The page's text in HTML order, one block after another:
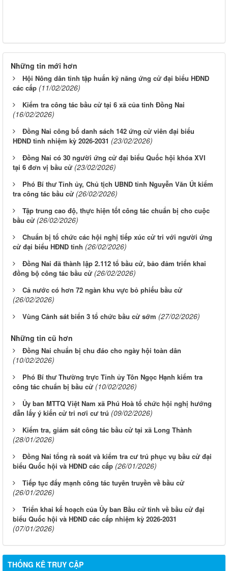
Những tin mới hơn
Hội Nông dân tỉnh tập huấn kỹ năng ứng cử đại biểu HĐND
các cấp (11/02/2026)
Kiểm tra công tác bầu cử tại 6 xã của tỉnh Đồng Nai
(16/02/2026)
Đồng Nai công bố danh sách 142 ứng cử viên đại biểu
HĐND tỉnh nhiệm kỳ 2026-2031 (23/02/2026)
Đồng Nai có 30 người ứng cử đại biểu Quốc hội khóa XVI
tại 6 đơn vị bầu cử (23/02/2026)
Phó Bí thư Tỉnh ủy, Chủ tịch UBND tỉnh Nguyễn Văn Út kiểm
tra công tác bầu cử (26/02/2026)
Tập trung cao độ, thực hiện tốt công tác chuẩn bị cho cuộc
bầu cử (26/02/2026)
Chuẩn bị tổ chức các hội nghị tiếp xúc cử tri với người ứng
cử đại biểu HĐND tỉnh (26/02/2026)
Đồng Nai đã thành lập 2.112 tổ bầu cử, bảo đảm triển khai
đồng bộ công tác bầu cử (26/02/2026)
Cả nước có hơn 72 ngàn khu vực bỏ phiếu bầu cử
(26/02/2026)
Vùng Cảnh sát biển 3 tổ chức bầu cử sớm (27/02/2026)
Những tin cũ hơn
Đồng Nai chuẩn bị chu đáo cho ngày hội toàn dân
(10/02/2026)
Phó Bí thư Thường trực Tỉnh ủy Tôn Ngọc Hạnh kiểm tra
công tác chuẩn bị bầu cử (10/02/2026)
Ủy ban MTTQ Việt Nam xã Phú Hoà tổ chức hội nghị hướng
dẫn lấy ý kiến cử tri nơi cư trú (09/02/2026)
Kiểm tra, giám sát công tác bầu cử tại xã Long Thành
(28/01/2026)
Đồng Nai tổng rà soát và kiểm tra cư trú phục vụ bầu cử đại
biểu Quốc hội và HĐND các cấp (26/01/2026)
Tiếp tục đẩy mạnh công tác tuyên truyền về bầu cử
(26/01/2026)
Triển khai kế hoạch của Ủy ban Bầu cử tỉnh về bầu cử đại
biểu Quốc hội và HĐND các cấp nhiệm kỳ 2026-2031
(07/01/2026)
THỐNG KÊ TRUY CẬP